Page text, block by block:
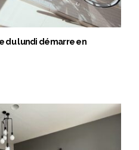
du lundi démarre en